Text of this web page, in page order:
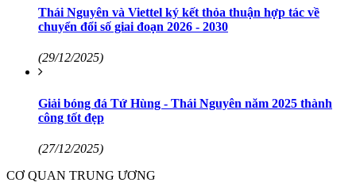
Thái Nguyên và Viettel ký kết thỏa thuận hợp tác về
chuyển đổi số giai đoạn 2026 - 2030
(29/12/2025)
Giải bóng đá Tứ Hùng - Thái Nguyên năm 2025 thành
công tốt đẹp
(27/12/2025)
CƠ QUAN TRUNG ƯƠNG